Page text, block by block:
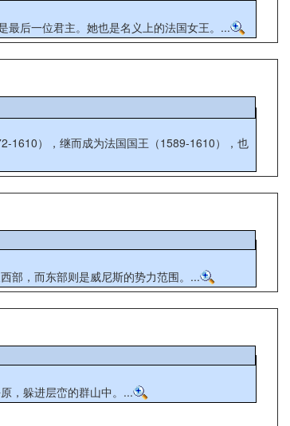
后一位君主。她也是名义上的法国女王。...
1610），继而成为法国国王（1589-1610），也
部，而东部则是威尼斯的势力范围。...
，躲进层峦的群山中。...